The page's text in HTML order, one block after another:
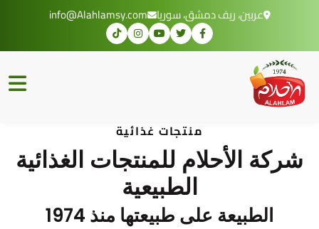
عربين، ريف دمشق، سوريا info@Alahlamsy.com
منتجات غذائية
شركة الأحلام للمنتجات الغذائية
الطبيعية
الطبيعة على طبيعتها منذ 1974